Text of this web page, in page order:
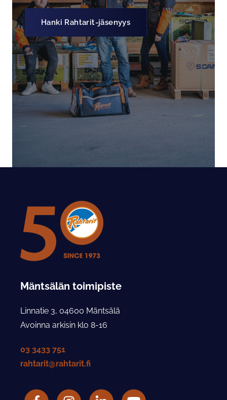
Hanki Rahtarit-jäsenyys
Mäntsälän toimipiste
Linnatie 3, 04600 Mäntsälä
Avoinna arkisin klo 8-16
03 3433 751
rahtarit@rahtarit.fi